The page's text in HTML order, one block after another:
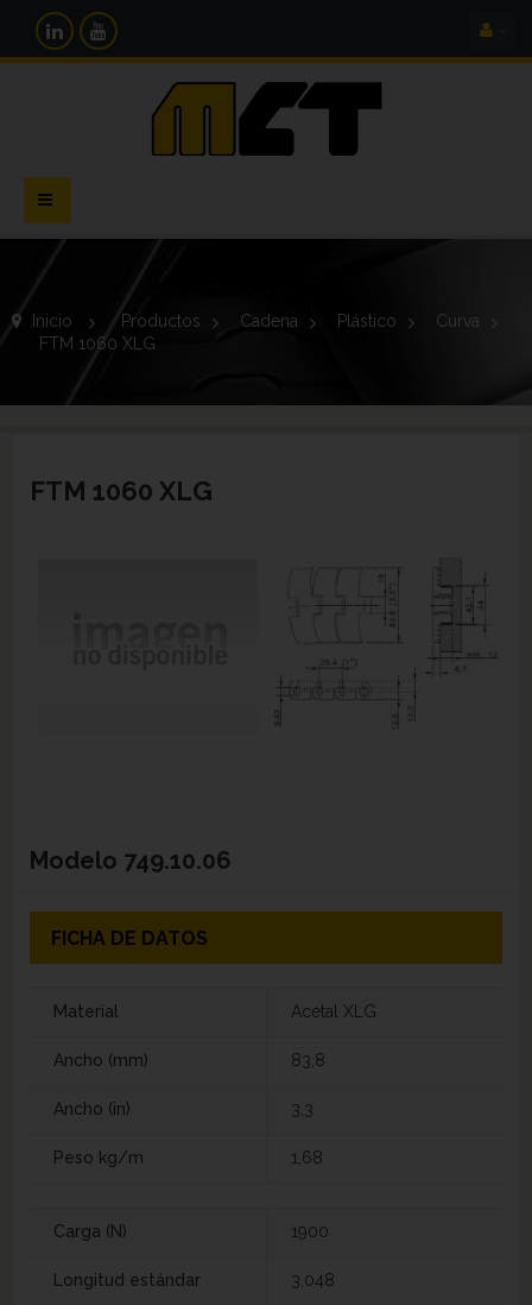
Navegación
Toggle
Inicio > Productos > Cadena > Plástico >
Curva
FTM 1060 XLG
FTM 1060 XLG
Modelo 749.10.06
FICHA DE DATOS
Material Acetal XLG
Ancho (mm) 83,8
Ancho (in) 3,3
Peso kg/m 1,68
Carga (N) 1900
Longitud estándar 3,048